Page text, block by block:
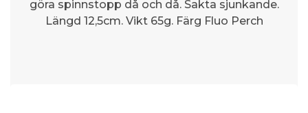
göra spinnstopp då och då. Sakta sjunkande.
Längd 12,5cm. Vikt 65g. Färg Fluo Perch